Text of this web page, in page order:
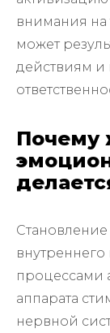
внимания на
может
действиям и
Почему
внутреннего
процессами
аппарата
нервной